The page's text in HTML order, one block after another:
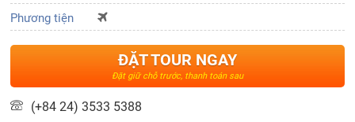
Phương tiện
ĐẶT TOUR NGAY
Đặt giữ chỗ trước, thanh toán sau
(+84 24) 3533 5388